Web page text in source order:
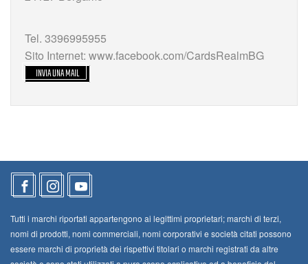
Tel. 3396995955
Sito Internet: www.facebook.com/CardsRealmBG
INVIA UNA MAIL
Tutti i marchi riportati appartengono ai legittimi proprietari; marchi di terzi,
nomi di prodotti, nomi commerciali, nomi corporativi e società citati possono
essere marchi di proprietà dei rispettivi titolari o marchi registrati da altre